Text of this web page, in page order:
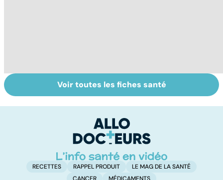
Le TDAH, un
trouble de
hyperactivité
Accident
vasculaire
également
touché
Voir toutes les fiches santé
RECETTES RAPPEL PRODUIT
LE MAG DE LA SANTÉ